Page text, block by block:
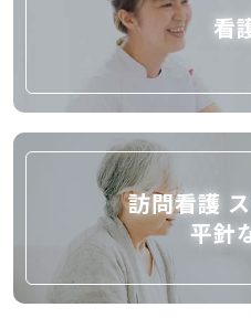
看
訪問看護
平針